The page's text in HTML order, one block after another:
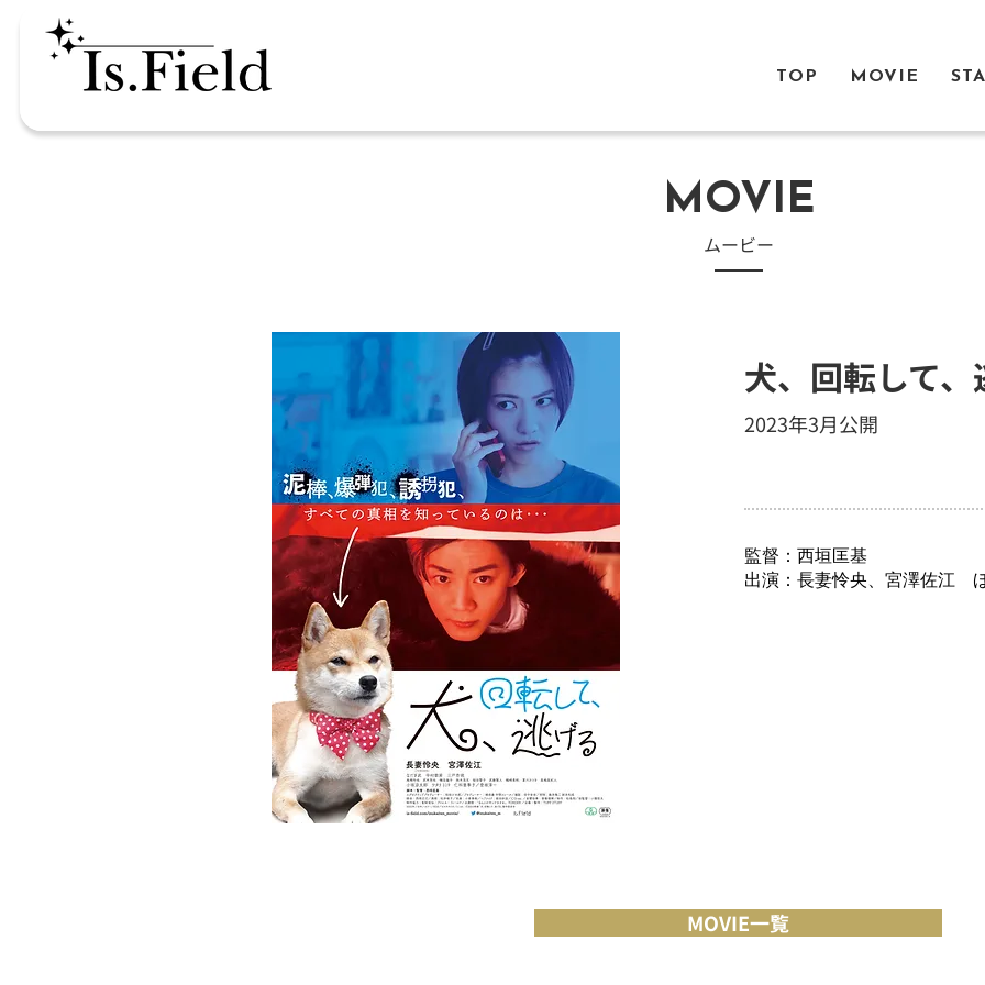
TOP MOVIE
MOVIE
​ムービー
犬、回転して、
2023年3月公開
監督：西垣匡基
出演：長妻怜央、宮澤佐江
MOVIE一覧